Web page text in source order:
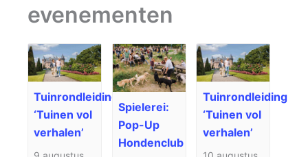
evenementen
Tuinrondleiding
‘Tuinen vol
verhalen’
Spielerei:
Pop-Up
Hondenclub
Tuinrondleiding
‘Tuinen vol
verhalen’